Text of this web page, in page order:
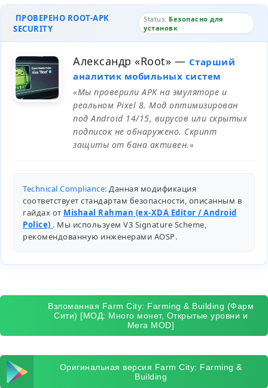
ПРОВЕРЕНО ROOT-APK
SECURITY
Status: Безопасно для
установк
Александр «Root» — Старший
аналитик мобильных систем
«Мы проверили APK на эмуляторе и
реальном Pixel 8. Мод оптимизирован
под Android 14/15, вирусов или скрытых
подписок не обнаружено. Скрипт
защиты от бана активен.»
Technical Compliance: Данная модификация
соответствует стандартам безопасности, описанным в
гайдах от Mishaal Rahman (ex-XDA Editor / Android
Police) . Мы используем V3 Signature Scheme,
рекомендованную инженерами AOSP.
Взломанная Farm City: Farming & Building (Фарм
Сити) [МОД: Много монет, Открытые уровни и
Мега MOD]
Оригинальная версия Farm City: Farming &
Building